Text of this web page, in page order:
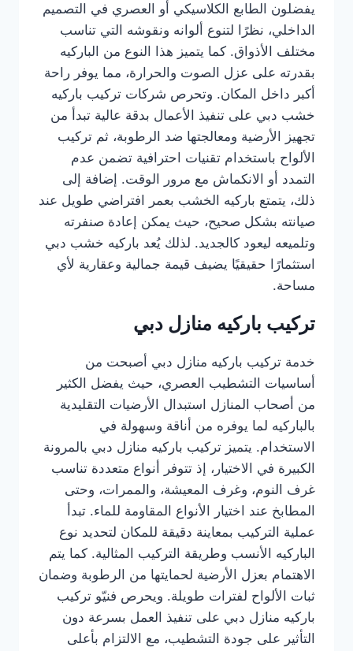
يفضلون الطابع الكلاسيكي أو العصري في التصميم
الداخلي، نظرًا لتنوع ألوانه ونقوشه التي تناسب
مختلف الأذواق. كما يتميز هذا النوع من الباركيه
بقدرته على عزل الصوت والحرارة، مما يوفر راحة
أكبر داخل المكان. وتحرص شركات تركيب باركيه
خشب دبي على تنفيذ الأعمال بدقة عالية تبدأ من
تجهيز الأرضية ومعالجتها ضد الرطوبة، ثم تركيب
الألواح باستخدام تقنيات احترافية تضمن عدم
التمدد أو الانكماش مع مرور الوقت. إضافة إلى
ذلك، يتمتع باركيه الخشب بعمر افتراضي طويل عند
صيانته بشكل صحيح، حيث يمكن إعادة صنفرته
وتلميعه ليعود كالجديد. لذلك يُعد باركيه خشب دبي
استثمارًا حقيقيًا يضيف قيمة جمالية وعقارية لأي
مساحة.
تركيب باركيه منازل دبي
خدمة تركيب باركيه منازل دبي أصبحت من
أساسيات التشطيب العصري، حيث يفضل الكثير
من أصحاب المنازل استبدال الأرضيات التقليدية
بالباركيه لما يوفره من أناقة وسهولة في
الاستخدام. يتميز تركيب باركيه منازل دبي بالمرونة
الكبيرة في الاختيار، إذ تتوفر أنواع متعددة تناسب
غرف النوم، وغرف المعيشة، والممرات، وحتى
المطابخ عند اختيار الأنواع المقاومة للماء. تبدأ
عملية التركيب بمعاينة دقيقة للمكان لتحديد نوع
الباركيه الأنسب وطريقة التركيب المثالية. كما يتم
الاهتمام بعزل الأرضية لحمايتها من الرطوبة وضمان
ثبات الألواح لفترات طويلة. ويحرص فنيّو تركيب
باركيه منازل دبي على تنفيذ العمل بسرعة دون
التأثير على جودة التشطيب، مع الالتزام بأعلى